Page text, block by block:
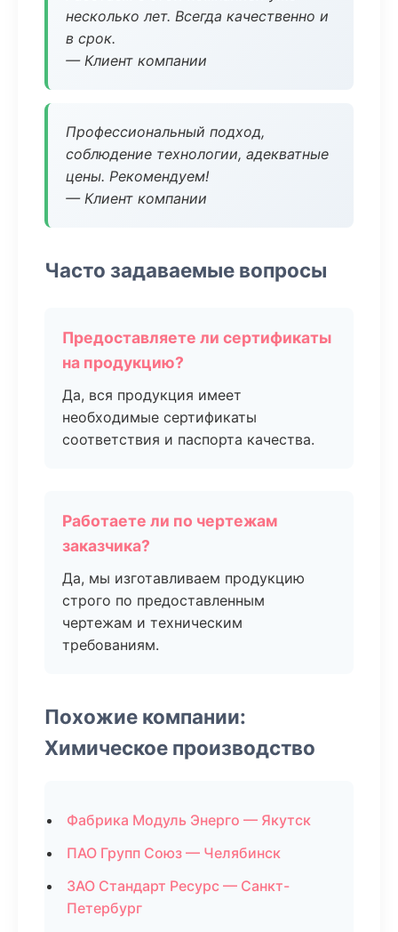
несколько лет. Всегда качественно и
в срок.
— Клиент компании
Профессиональный подход,
соблюдение технологии, адекватные
цены. Рекомендуем!
— Клиент компании
Часто задаваемые вопросы
Предоставляете ли сертификаты
на продукцию?
Да, вся продукция имеет
необходимые сертификаты
соответствия и паспорта качества.
Работаете ли по чертежам
заказчика?
Да, мы изготавливаем продукцию
строго по предоставленным
чертежам и техническим
требованиям.
Похожие компании:
Химическое производство
Фабрика Модуль Энерго — Якутск
ПАО Групп Союз — Челябинск
ЗАО Стандарт Ресурс — Санкт-
Петербург